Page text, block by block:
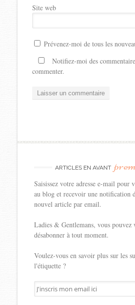
Site web
Prévenez-moi de tous les
Notifiez-moi des
commenter.
ARTICLES EN AVANT
Saisissez votre adresse e-mail pour
au blog et recevoir une notification
nouvel article par email.
Ladies & Gentlemans, vous pouvez
désabonner à tout moment.
Voulez-vous en savoir plus sur les
l'étiquette ?
J'inscris
mon